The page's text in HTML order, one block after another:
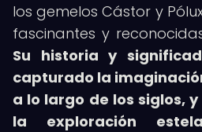
los gemelos Cástor y
fascinantes y
Su historia y
capturado la
a lo largo de los siglos,
la exploración